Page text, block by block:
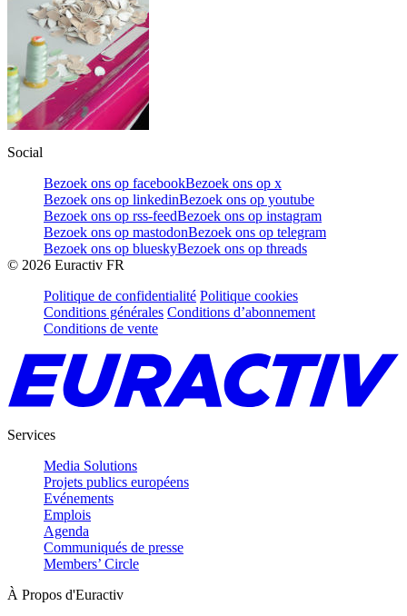
Social
Bezoek ons op facebookBezoek ons op x
Bezoek ons op linkedinBezoek ons op youtube
Bezoek ons op rss-feedBezoek ons op instagram
Bezoek ons op mastodonBezoek ons op telegram
Bezoek ons op blueskyBezoek ons op threads
© 2026 Euractiv FR
Politique de confidentialité Politique cookies
Conditions générales Conditions d’abonnement
Conditions de vente
Services
Media Solutions
Projets publics européens
Evénements
Emplois
Agenda
Communiqués de presse
Members’ Circle
À Propos d'Euractiv